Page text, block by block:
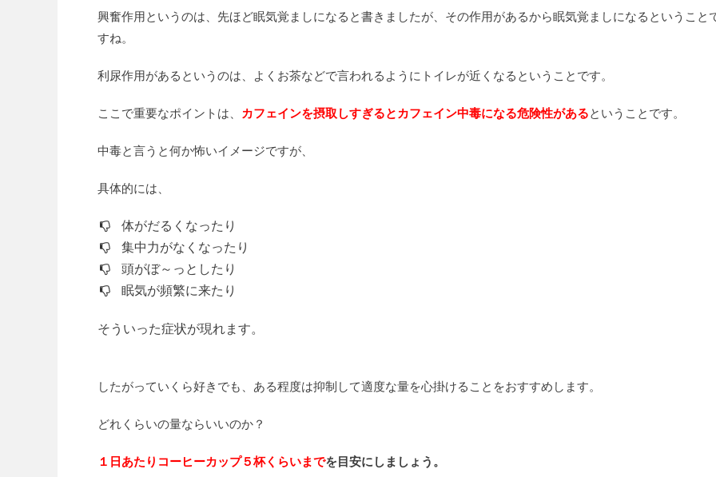
興奮作用というのは、先ほど眠気覚ましになると書きましたが、その作用があるから眠気覚ましになるということ
すね。
利尿作用があるというのは、よくお茶などで言われるようにトイレが近くなるということです。
ここで重要なポイントは、 カフェインを摂取しすぎるとカフェイン中毒になる危険性があるということです。
中毒と言うと何か怖いイメージですが、
具体的には、
体がだるくなったり
集中力がなくなったり
頭がぼ～っとしたり
眠気が頻繁に来たり
そういった症状が現れます。
したがっていくら好きでも、ある程度は抑制して適度な量を心掛けることをおすすめします。
どれくらいの量ならいいのか？
１日あたりコーヒーカップ５杯くらいまでを目安にしましょう。